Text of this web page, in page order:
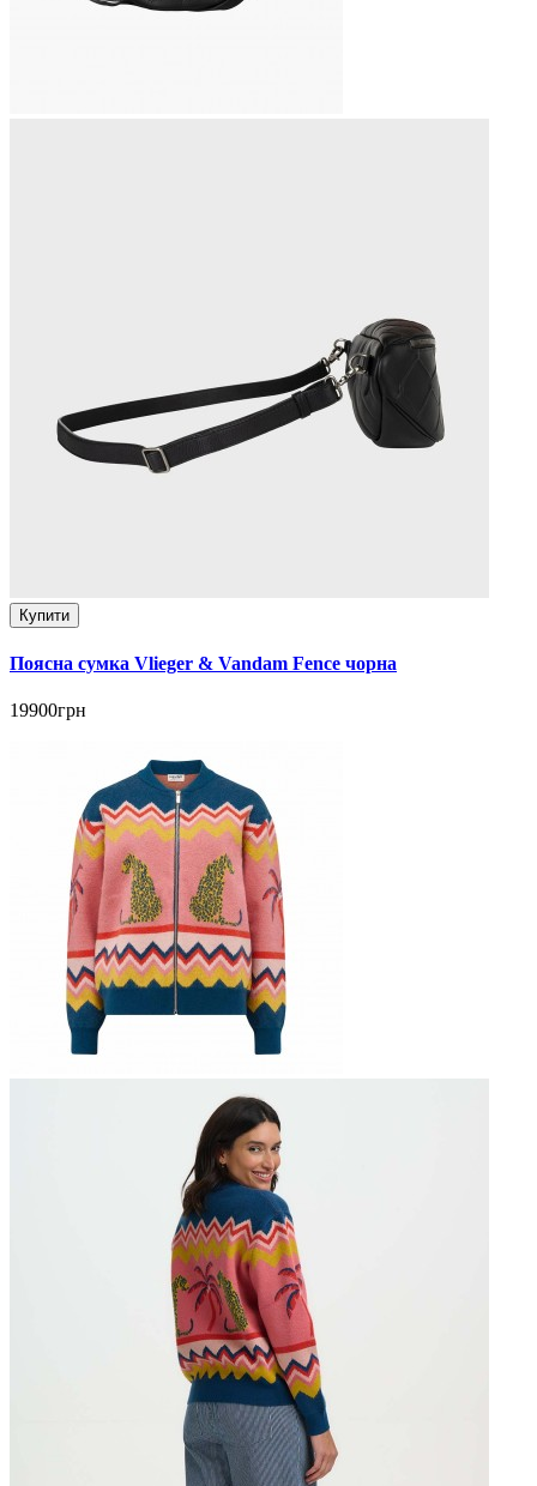
Купити
Поясна сумка Vlieger & Vandam Fence чорна
19900грн